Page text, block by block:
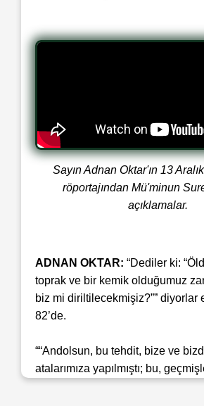
Sayın Adnan Oktar'ın 13
röportajından Mü'minun
açıklamalar.
ADNAN OKTAR: “Dediler ki:
toprak ve bir kemik olduğumuz
biz mi diriltilecekmişiz?”” diyorlar
82’de.
““Andolsun, bu tehdit, bize ve
atalarımıza yapılmıştı; bu,